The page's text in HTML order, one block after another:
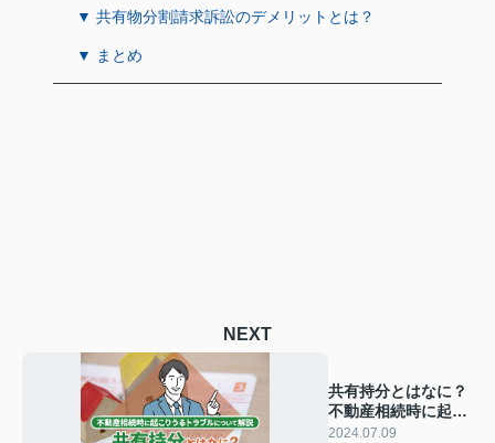
▼ 共有物分割請求訴訟のデメリットとは？
▼ まとめ
NEXT
共有持分とはなに？
不動産相続時に起こ
りうるトラブルにつ
2024.07.09